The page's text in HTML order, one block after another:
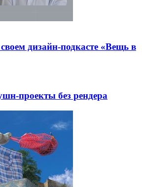
дизайн-подкасте «Вещь в
проекты без рендера